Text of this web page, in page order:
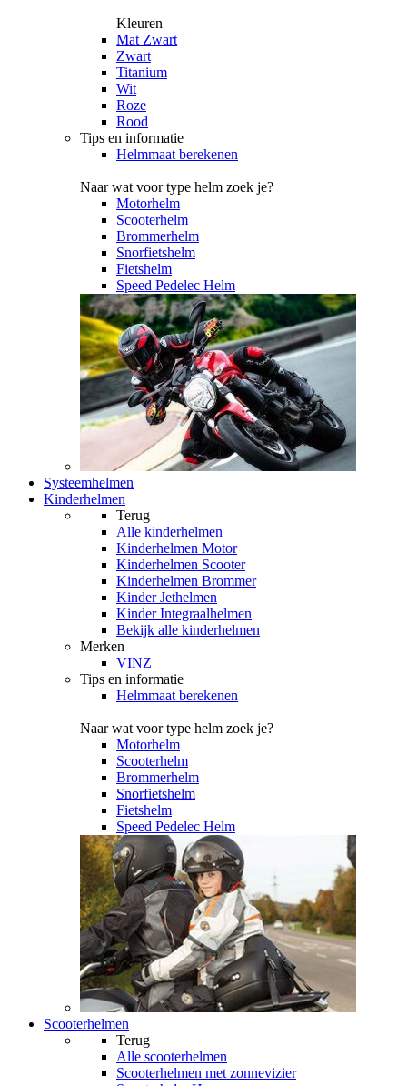
Kleuren
Mat Zwart
Zwart
Titanium
Wit
Roze
Rood
Tips en informatie
Helmmaat berekenen
Naar wat voor type helm zoek je?
Motorhelm
Scooterhelm
Brommerhelm
Snorfietshelm
Fietshelm
Speed Pedelec Helm
Systeemhelmen
Kinderhelmen
Terug
Alle kinderhelmen
Kinderhelmen Motor
Kinderhelmen Scooter
Kinderhelmen Brommer
Kinder Jethelmen
Kinder Integraalhelmen
Bekijk alle kinderhelmen
Merken
VINZ
Tips en informatie
Helmmaat berekenen
Naar wat voor type helm zoek je?
Motorhelm
Scooterhelm
Brommerhelm
Snorfietshelm
Fietshelm
Speed Pedelec Helm
Scooterhelmen
Terug
Alle scooterhelmen
Scooterhelmen met zonnevizier